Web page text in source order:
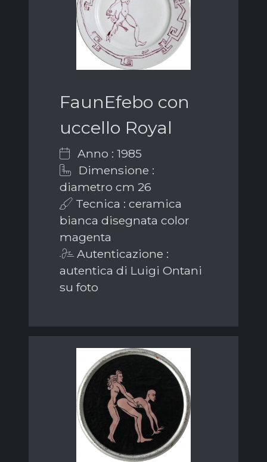
FaunEfebo con
uccello Royal
Anno : 1985
Dimensione :
diametro cm 26
Tecnica : ceramica
bianca disegnata color
magenta
Autenticazione :
autentica di Luigi Ontani
su foto